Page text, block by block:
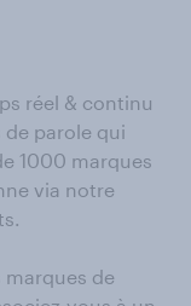
réel & continu
de parole qui
1000 marques
via notre
marques de